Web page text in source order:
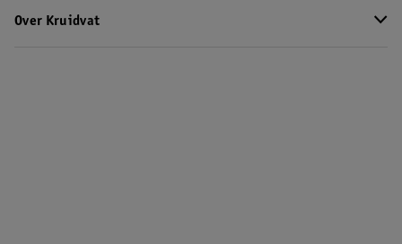
Over Kruidvat